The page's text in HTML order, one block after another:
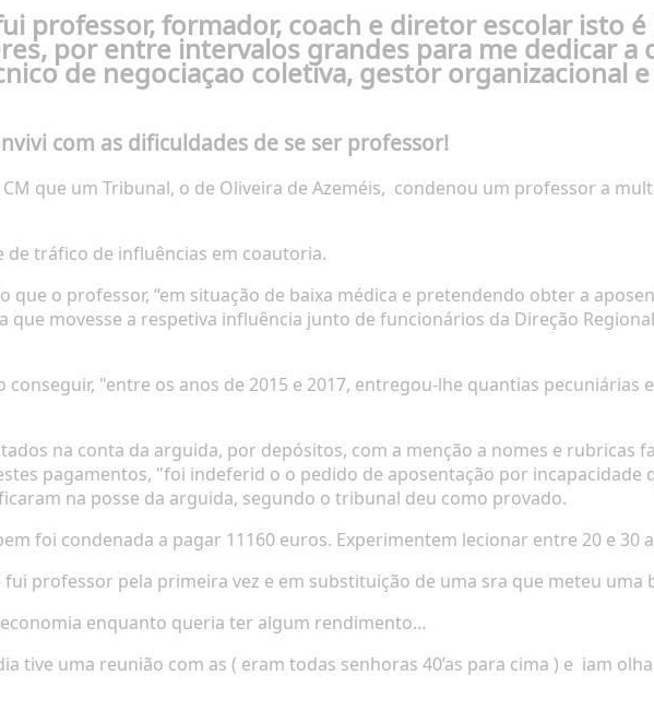
professor, formador, coach e diretor escolar isto
por entre intervalos grandes para me dedicar
de negociaçao coletiva, gestor organizacional
com as dificuldades de se ser professor!
que um Tribunal, o de Oliveira de Azeméis, condenou um professor a
de tráfico de influências em coautoria.
que o professor, “em situação de baixa médica e pretendendo obter a
que movesse a respetiva influência junto de funcionários da Direção Regional
conseguir, "entre os anos de 2015 e 2017, entregou-lhe quantias pecuniárias
na conta da arguida, por depósitos, com a menção a nomes e rubricas
pagamentos, "foi indeferid o o pedido de aposentação por incapacidade
na posse da arguida, segundo otribunal deu como provado.
foi condenada a pagar 11160 euros. Experimentem lecionar entre 20 e 30
professor pela primeira vez e em substituição de uma sra que meteu uma
enquanto queria ter algum rendimento…
tive uma reunião com as ( eram todas senhoras 40’as para cima ) e iam